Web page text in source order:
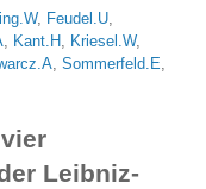
, Feudel.U,
, Kant.H , Kriesel.W,
,Sommerfeld.E,
Leibniz-